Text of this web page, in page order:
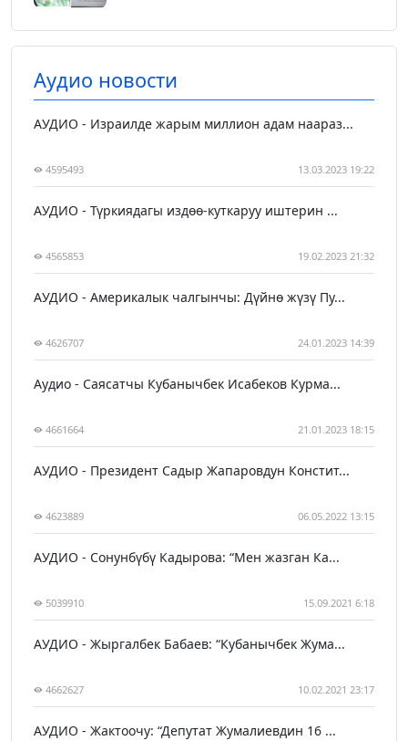
Аудио новости
АУДИО - Израилде жарым миллион адам наараз...
4595493 13.03.2023 19:22
АУДИО - Түркиядагы издөө-куткаруу иштерин ...
4565853 19.02.2023 21:32
АУДИО - Америкалык чалгынчы: Дүйнө жүзү Пу...
4626707 24.01.2023 14:39
Аудио - Саясатчы Кубанычбек Исабеков Курма...
4661664 21.01.2023 18:15
АУДИО - Президент Садыр Жапаровдун Констит...
4623889 06.05.2022 13:15
АУДИО - Сонунбүбү Кадырова: “Мен жазган Ка...
5039910 15.09.2021 6:18
АУДИО - Жыргалбек Бабаев: “Кубанычбек Жума...
4662627 10.02.2021 23:17
АУДИО - Жактоочу: “Депутат Жумалиевдин 16 ...